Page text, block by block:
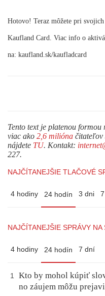
Hotovo! Teraz môžete pri
Kaufland Card. Viac info o
na: kaufland.sk/kaufladcard
Tento text je platenou
viac ako 2,6 milióna čitateľov
nájdete TU. Kontakt:
227.
NAJČÍTANEJŠIE TLAČOVÉ
4 hodiny 24 hodín 3 dni
NAJČÍTANEJŠIE SPRÁVY NA
4 hodiny 24 hodín 7 dní
1
Kto by mohol kúpiť
no záujem môžu